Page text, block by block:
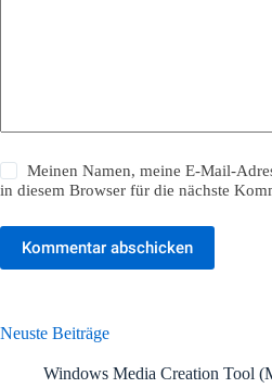
Meinen Namen, meine E-Mail-
in diesem Browser für die nächste
Kommentar abschicken
Neuste Beiträge
Windows Media Creation Tool